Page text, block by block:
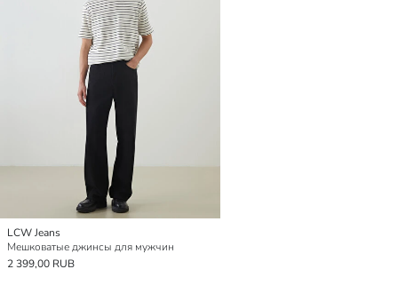
LCW Jeans
Мешковатые джинсы для мужчин
2 399,00 RUB